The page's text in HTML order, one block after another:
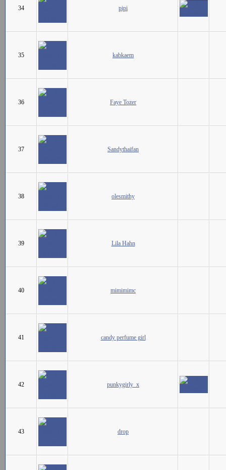
34 pipi
35 kabkaem
36 Faye Tozer
37 Sandythaifan
38 olesmithy
39 Lila Hahn
40 mimimimc
41 candy perfume girl
42 punkygirly_x
43 drop